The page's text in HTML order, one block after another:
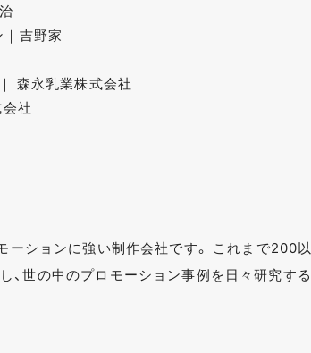
吉野家
森永乳業株式会社
社
ションに強い制作会社です。 これまで200以
、世の中のプロモーション事例を日々研究する